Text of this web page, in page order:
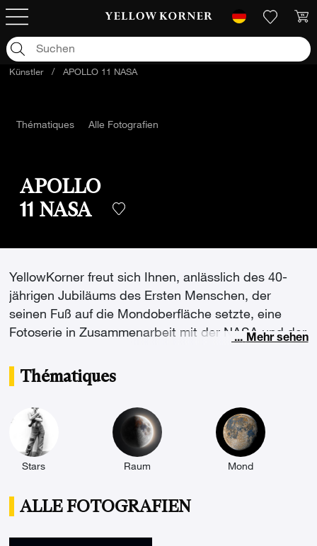
Künstler / APOLLO 11 NASA
Thématiques Alle Fotografien
APOLLO
11 NASA
YellowKorner freut sich Ihnen, anlässlich des 40-
jährigen Jubiläums des Ersten Menschen, der
seinen Fuß auf die Mondoberfläche setzte, eine
Fotoserie in Zusammenarbeit mit der NASA und der
Mondes und des Universums zu präsentieren.
... Mehr sehen
Thématiques
Stars Raum Mond
ALLE FOTOGRAFIEN